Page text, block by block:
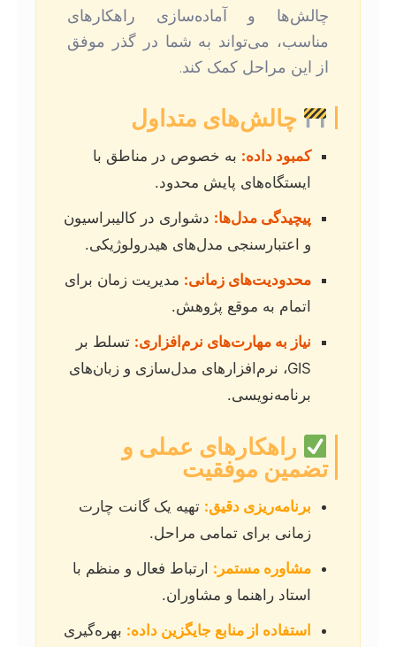
چالش‌ها و آماده‌سازی راهکارهای
مناسب، می‌تواند به شما در گذر موفق
از این مراحل کمک کند.
چالش‌های متداول
کمبود داده: به خصوص در مناطق با
ایستگاه‌های پایش محدود.
پیچیدگی مدل‌ها: دشواری در کالیبراسیون
و اعتبارسنجی مدل‌های هیدرولوژیکی.
محدودیت‌های زمانی: مدیریت زمان برای
اتمام به موقع پژوهش.
نیاز به مهارت‌های نرم‌افزاری: تسلط بر
GIS، نرم‌افزارهای مدل‌سازی و زبان‌های
برنامه‌نویسی.
راهکارهای عملی و
تضمین موفقیت
برنامه‌ریزی دقیق: تهیه یک گانت چارت
زمانی برای تمامی مراحل.
مشاوره مستمر: ارتباط فعال و منظم با
استاد راهنما و مشاوران.
استفاده از منابع جایگزین داده: بهره‌گیری